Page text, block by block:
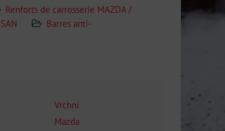
Renforts de carrosserie MAZDA /
Barres anti-
Vrchní
Mazda